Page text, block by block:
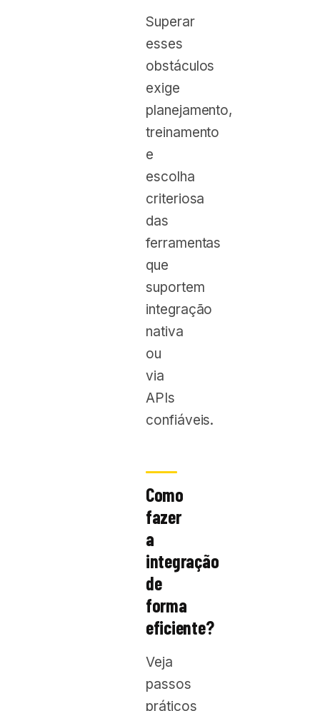
Superar
esses
obstáculos
exige
planejamento,
treinamento
e
escolha
criteriosa
das
ferramentas
que
suportem
integração
nativa
ou
via
APIs
confiáveis.
Como
fazer
a
integração
de
forma
eficiente?
Veja
passos
práticos